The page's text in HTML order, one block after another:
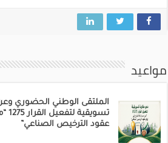
مواعيد
الملتقى الوطني الحضوري
عقود الترخيص الصناعي”